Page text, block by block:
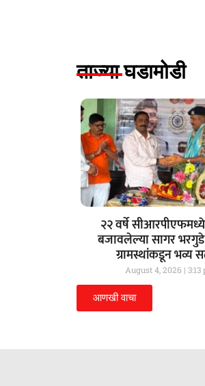
ताज्या घडामोडी
२२ वर्षे
बजावलेल्या सागर
ग्रामस्थांकडून भव्य
August 4, 2026 3:13
आणखी वाचा